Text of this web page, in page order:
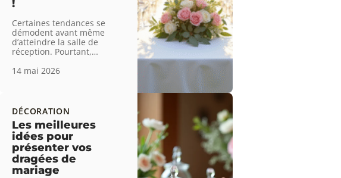
!
Certaines tendances se
démodent avant même
d’atteindre la salle de
réception. Pourtant,…
14 mai 2026
DÉCORATION
Les meilleures
idées pour
présenter vos
dragées de
mariage